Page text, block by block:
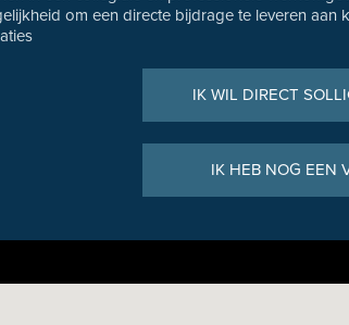
om een directe bijdrage te leveren aan
IK WIL DIRECT
IK HEB NOG EEN